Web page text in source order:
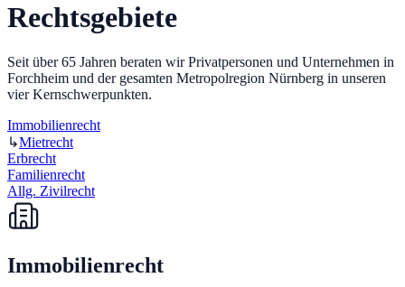
Rechtsgebiete
Seit über 65 Jahren beraten wir Privatpersonen und Unternehmen in
Forchheim und der gesamten Metropolregion Nürnberg in unseren
vier Kernschwerpunkten.
Immobilienrecht
↳Mietrecht
Erbrecht
Familienrecht
Allg. Zivilrecht
Immobilienrecht